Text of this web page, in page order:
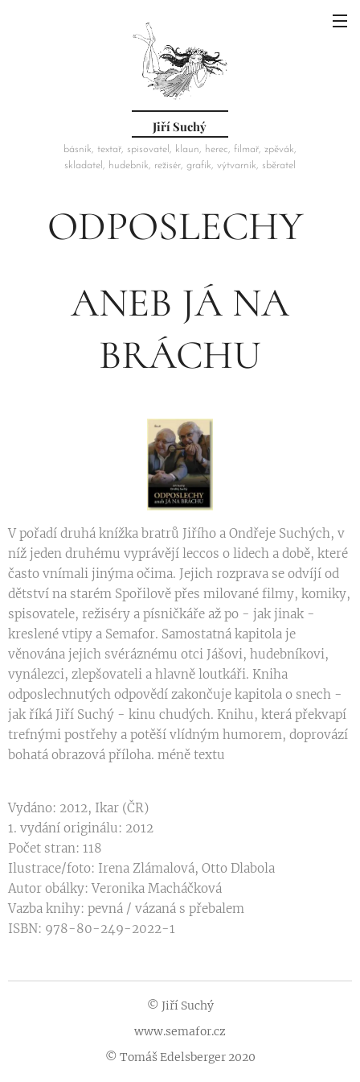
Jiří Suchý
básník, textař, spisovatel, klaun, herec, filmař, zpěvák,
skladatel, hudebník, režisér, grafik, výtvarník, sběratel
ODPOSLECHY
ANEB JÁ NA
BRÁCHU
V pořadí druhá knížka bratrů Jiřího a Ondřeje Suchých, v
níž jeden druhému vyprávějí leccos o lidech a době, které
často vnímali jinýma očima. Jejich rozprava se odvíjí od
dětství na starém Spořilově přes milované filmy, komiky,
spisovatele, režiséry a písničkáře až po - jak jinak -
kreslené vtipy a Semafor. Samostatná kapitola je
věnována jejich svéráznému otci Jášovi, hudebníkovi,
vynálezci, zlepšovateli a hlavně loutkáři. Kniha
odposlechnutých odpovědí zakončuje kapitola o snech -
jak říká Jiří Suchý - kinu chudých. Knihu, která překvapí
trefnými postřehy a potěší vlídným humorem, doprovází
bohatá obrazová příloha. méně textu
Vydáno: 2012, Ikar (ČR)
1. vydání originálu: 2012
Počet stran: 118
Ilustrace/foto: Irena Zlámalová, Otto Dlabola
Autor obálky: Veronika Macháčková
Vazba knihy: pevná / vázaná s přebalem
ISBN: 978-80-249-2022-1
© Jiří Suchý
www.semafor.cz
© Tomáš Edelsberger 2020